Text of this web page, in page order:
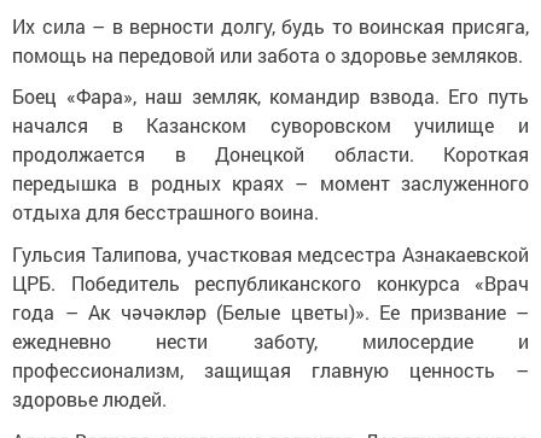
Их сила – в верности долгу, будь то воинская присяга,
помощь на передовой или забота о здоровье земляков.
Боец «Фара», наш земляк, командир взвода. Его путь
начался в Казанском суворовском училище и
продолжается в Донецкой области. Короткая
передышка в родных краях – момент заслуженного
отдыха для бесстрашного воина.
Гульсия Талипова, участковая медсестра Азнакаевской
ЦРБ. Победитель республиканского конкурса «Врач
года – Ак чәчәкләр (Белые цветы)». Ее призвание –
ежедневно нести заботу, милосердие и
профессионализм, защищая главную ценность –
здоровье людей.